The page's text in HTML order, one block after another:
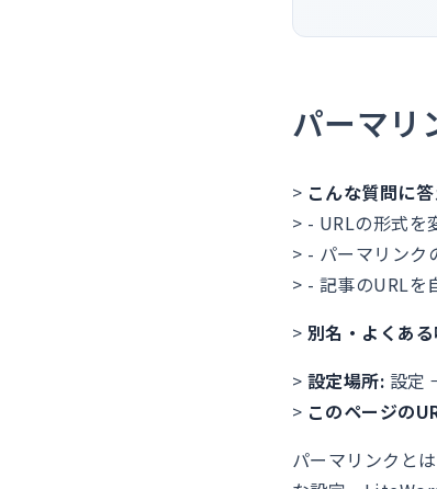
パーマリ
> こんな質問に
> - URLの形式を
> - パーマリンク
> - 記事のURLを
> 別名・よくあ
> 設定場所: 設定
> このページの
パーマリンクと